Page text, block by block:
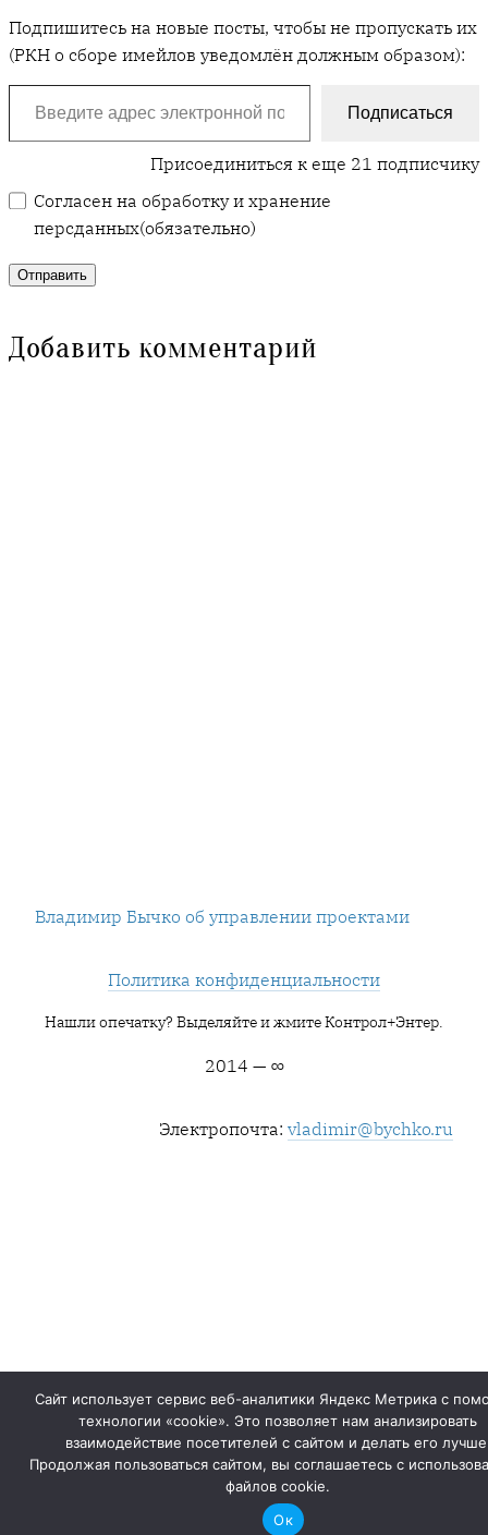
Подпишитесь на новые посты, чтобы не пропускать их
(РКН о сборе имейлов уведомлён должным образом):
Введите адрес электронной почты…
Подписаться
Присоединиться к еще 21 подписчику
Согласен на обработку и хранение
персданных(обязательно)
Отправить
Добавить комментарий
Владимир Бычко об управлении проектами
Политика конфиденциальности
Нашли опечатку? Выделяйте и жмите Контрол+Энтер.
2014 — ∞
Электропочта: vladimir@bychko.ru
Сайт использует сервис веб-аналитики Яндекс Метрика с
технологии «cookie». Это позволяет нам анализировать
взаимодействие посетителей с сайтом и делать его
Продолжая пользоваться сайтом, вы соглашаетесь с
файлов cookie.
Ок